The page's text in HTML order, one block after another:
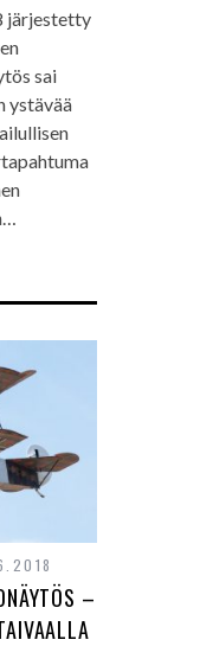
järjestetty
sai
ystävää
–